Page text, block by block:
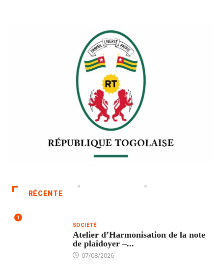
RÉCENTE
1
SOCIÉTÉ
Atelier d’Harmonisation de la note
de plaidoyer –...
07/08/2026